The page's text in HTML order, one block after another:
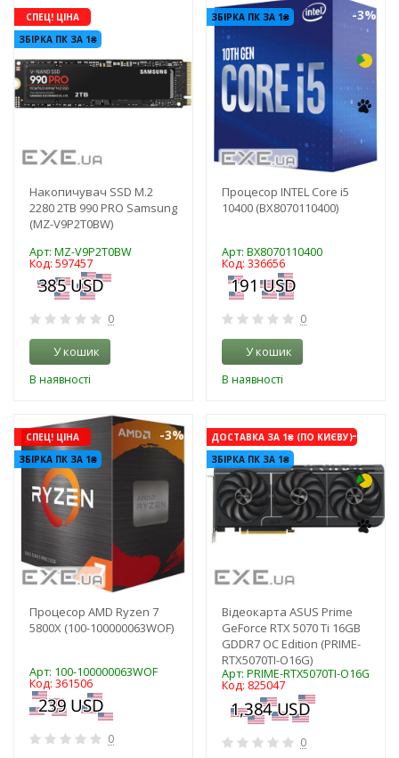
СПЕЦ! ЦІНА
ЗБІРКА ПК ЗА 1₴
Накопичувач SSD M.2
2280 2TB 990 PRO Samsung
(MZ-V9P2T0BW)
Арт: MZ-V9P2T0BW
Код: 597457
0
У кошик
В наявності
ЗБІРКА ПК ЗА 1₴ -3%
Процесор INTEL Core i5
10400 (BX8070110400)
Арт: BX8070110400
Код: 336656
0
У кошик
В наявності
СПЕЦ! ЦІНА
ЗБІРКА ПК ЗА 1₴
-3%
Процесор AMD Ryzen 7
5800X (100-100000063WOF)
Арт: 100-100000063WOF
Код: 361506
0
ДОСТАВКА ЗА 1₴ (ПО КИЄВУ)
ЗБІРКА ПК ЗА 1₴
-3%
Відеокарта ASUS Prime
GeForce RTX 5070 Ti 16GB
GDDR7 OC Edition (PRIME-
RTX5070TI-O16G)
Арт: PRIME-RTX5070TI-O16G
Код: 825047
0